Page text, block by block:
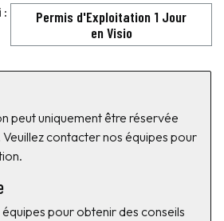
:
Permis d'Exploitation 1 Jour
en Visio
peut uniquement être réservée
contacter nos équipes pour
pour obtenir des conseils